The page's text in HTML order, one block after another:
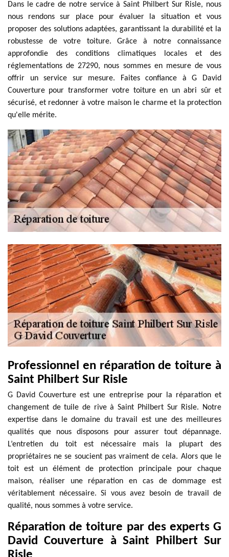
Dans le cadre de notre service à Saint Philbert Sur Risle, nous
nous rendons sur place pour évaluer la situation et vous
proposer des solutions adaptées, garantissant la durabilité et la
robustesse de votre toiture. Grâce à notre connaissance
approfondie des conditions climatiques locales et des
réglementations de 27290, nous sommes en mesure de vous
offrir un service sur mesure. Faites confiance à G David
Couverture pour transformer votre toiture en un abri sûr et
sécurisé, et redonner à votre maison le charme et la protection
qu'elle mérite.
Professionnel en réparation de toiture à
Saint Philbert Sur Risle
G David Couverture est une entreprise pour la réparation et
changement de tuile de rive à Saint Philbert Sur Risle. Notre
expertise dans le domaine du travail est une des meilleures
qualités que nous disposons pour assurer tout dépannage.
L’entretien du toit est nécessaire mais la plupart des
propriétaires ne se soucient pas vraiment de cela. Alors que le
toit est un élément de protection principale pour chaque
maison, réaliser une réparation en cas de dommage est
véritablement nécessaire. Si vous avez besoin de travail de
qualité, nous sommes à votre service.
Réparation de toiture par des experts G
David Couverture à Saint Philbert Sur